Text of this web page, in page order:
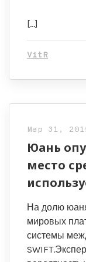
[…]
VitR
Мар 31,
Юань
место
На долю
мировых
системы